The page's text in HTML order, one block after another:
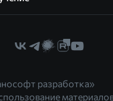
разработка»